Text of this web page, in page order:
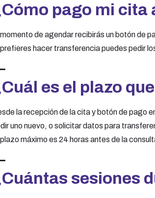
pago mi cita
de agendar recibirás un botón de
hacer transferencia puedes pedir
es el plazo
la recepción de la cita y botón de pago
uno nuevo, o solicitar datos para
máximo es 24 horas antes de la
sesiones